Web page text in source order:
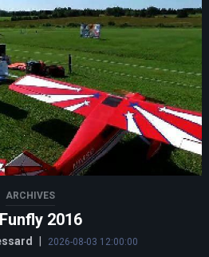
ARCHIVES
2016
2026-08-03 12:00:00